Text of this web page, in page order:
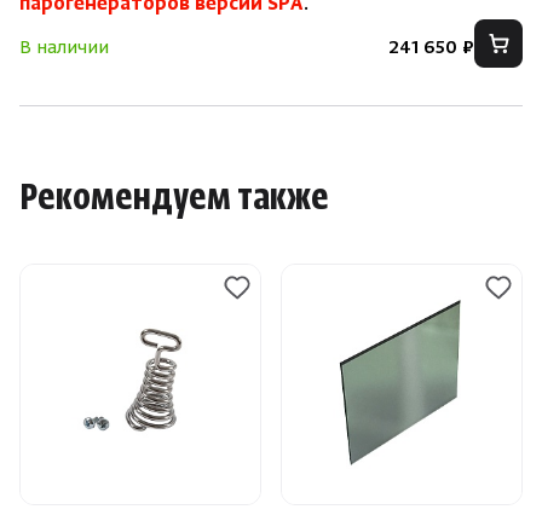
парогенераторов версии SPA.
В наличии
241 650 ₽
Рекомендуем также